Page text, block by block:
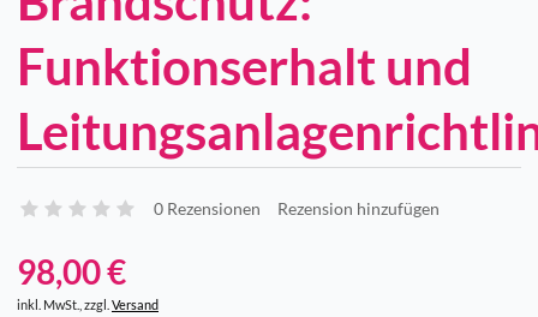
Funktionserhalt und
0 Rezensionen Rezension hinzufügen
98,00 €
inkl. MwSt., zzgl. Versand